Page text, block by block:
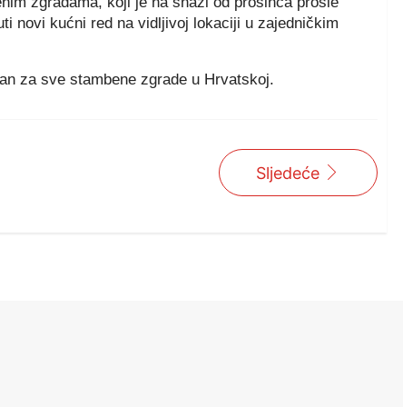
novi kućni red na vidljivoj lokaciji u zajedničkim
za sve stambene zgrade u Hrvatskoj.
Sljedeće